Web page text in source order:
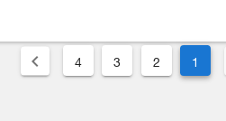
1
2
3
4